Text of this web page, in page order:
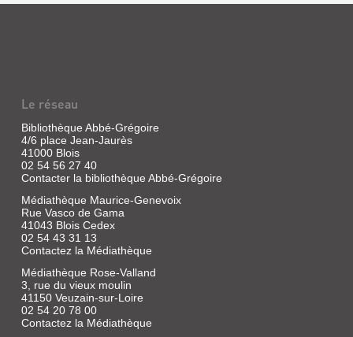
Le réseau
Bibliothèque Abbé-Grégoire
4/6 place Jean-Jaurès
41000 Blois
02 54 56 27 40
Contacter la bibliothèque Abbé-Grégoire
Médiathèque Maurice-Genevoix
Rue Vasco de Gama
41043 Blois Cedex
02 54 43 31 13
Contactez la Médiathèque
Médiathèque Rose-Valland
3, rue du vieux moulin
41150 Veuzain-sur-Loire
02 54 20 78 00
Contactez la Médiathèque